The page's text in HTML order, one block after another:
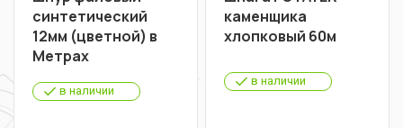
синтетический
12мм (цветной) в
Метрах
в наличии
каменщика
хлопковый 60м
в наличии